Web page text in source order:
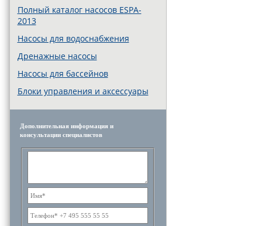
Полный каталог насосов ESPA-
2013
Насосы для водоснабжения
Дренажные насосы
Насосы для бассейнов
Блоки управления и аксессуары
Дополнительная информация и
консультации специалистов